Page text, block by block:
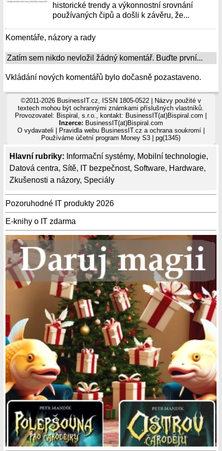
Hlavní rubriky: Informační systémy, Mobilní technologie,
Datová centra, Sítě, IT bezpečnost, Software, Hardware,
Zkušenosti a názory, Speciály
Pozoruhodné IT produkty 2026
E-knihy o IT zdarma
historické trendy a výkonnostní srovnání
používaných čipů a došli k závěru, že...
Komentáře, názory a rady
Zatím sem nikdo nevložil žádný komentář. Buďte první...
Vkládání nových komentářů bylo dočasně pozastaveno.
©2011-2026 BusinessIT.cz, ISSN 1805-0522 | Názvy použité v
textech mohou být ochrannými známkami příslušných vlastníků.
Provozovatel: Bispiral, s.r.o., kontakt: BusinessIT(at)Bispiral.com |
Inzerce: BusinessIT(at)Bispiral.com
O vydavateli
Pravidla webu BusinessIT.cz a ochrana soukromí|
Používámeúčetní program Money S3 | pg(1345)